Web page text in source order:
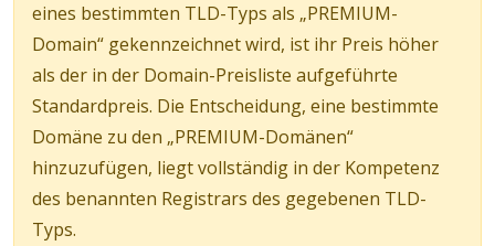
eines bestimmten TLD-Typs als „PREMIUM-
Domain“ gekennzeichnet wird, ist ihr Preis höher
als der in der Domain-Preisliste aufgeführte
Standardpreis. Die Entscheidung, eine bestimmte
Domäne zu den „PREMIUM-Domänen“
hinzuzufügen, liegt vollständig in der Kompetenz
des benannten Registrars des gegebenen TLD-
Typs.